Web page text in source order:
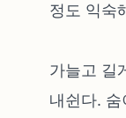
정도 익숙
가늘고 길
내쉰다.